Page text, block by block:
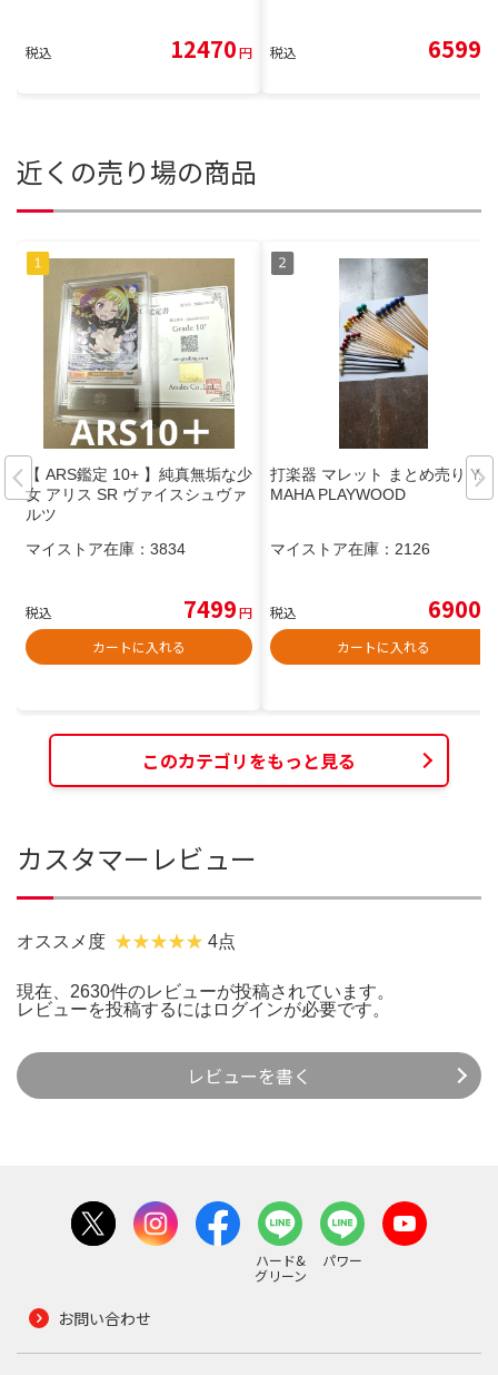
税込 12470円 税込 6599
近くの売り場の商品
【 ARS鑑定 10+ 】純真無垢な少
女 アリス SR ヴァイスシュヴァ
ルツ
マイストア在庫： 3834
税込 7499円
カートに入れる
打楽器 マレット まとめ売り YA
MAHA PLAYWOOD
マイストア在庫： 2126
税込 6900
カートに入れる
このカテゴリをもっと見る
カスタマーレビュー
オススメ度 4点
現在、2630件のレビューが投稿されています。
レビューを投稿するには ログインが必要です。
レビューを書く
ハード&
グリーン
パワー
お問い合わせ